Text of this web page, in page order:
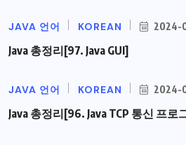
JAVA 언어 KOREAN 2024-
Java 총정리[97. Java GUI]
JAVA 언어 KOREAN 2024-
Java 총정리[96. Java TCP 통신 프로